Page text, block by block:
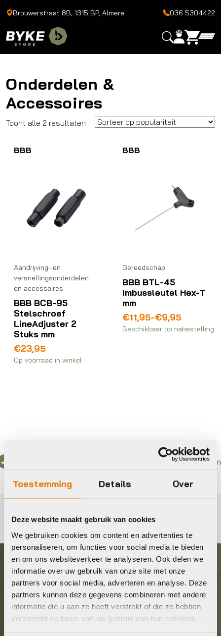
Toestemming Details Over
Deze website maakt gebruik van cookies
We gebruiken cookies om content en advertenties te
personaliseren, om functies voor social media te bieden
en om ons websiteverkeer te analyseren. Ook delen we
informatie over uw gebruik van onze site met onze
partners voor social media, adverteren en analyse. Deze
partners kunnen deze gegevens combineren met andere
informatie die u aan ze heeft verstrekt of die ze hebben
verzameld op basis van uw gebruik van hun services.
Brouwerstraat 8B, 1315 BP, Almere 036 5304422
Onderdelen &
Accessoires
Toont alle 2 resultaten Gesorteerd
populariteit
BBB
Aandrijving- en
versnellingsonderdelen
en accessoires
BBB BCB-95
Stelschroef
LineAdjuster 2
Stuks mm
€23,95
Op voorraad in winkel
BBB
Gereedschap
BBB BTL-45
Imbussleutel Hex-T
mm
€9,95
-
€11,95
Prijsklasse:
€9,95
Beschikbaar op nabestelling
3 keer betalen, Eigen werkplaats
Graag in contact komen?
Wij staan voor je klaar! Neem contact op via de
onderstaande gegevens.